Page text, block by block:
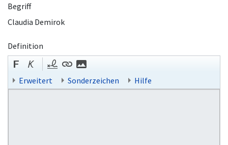
Begriff
Claudia Demirok
Definition
Erweitert Sonderzeichen Hilfe